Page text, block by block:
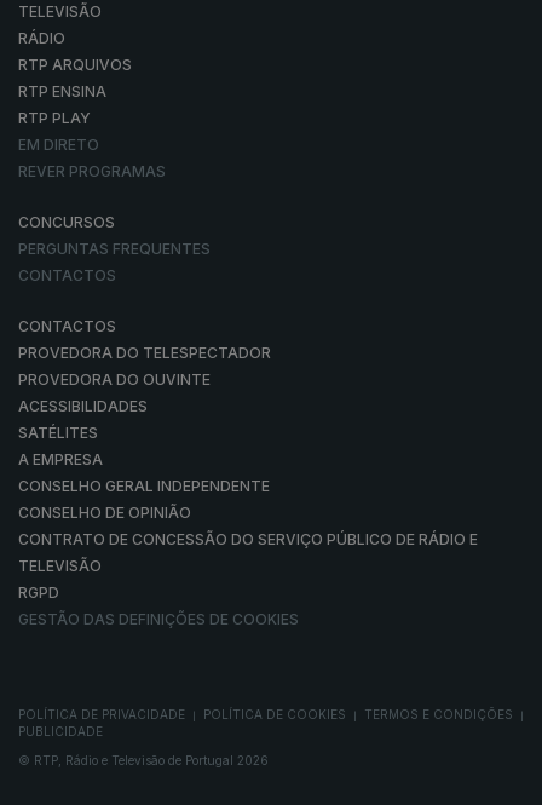
TELEVISÃO
RÁDIO
RTP ARQUIVOS
RTP ENSINA
RTP PLAY
EM DIRETO
REVER PROGRAMAS
CONCURSOS
PERGUNTAS FREQUENTES
CONTACTOS
CONTACTOS
PROVEDORA DO TELESPECTADOR
PROVEDORA DO OUVINTE
ACESSIBILIDADES
SATÉLITES
A EMPRESA
CONSELHO GERAL INDEPENDENTE
CONSELHO DE OPINIÃO
CONTRATO DE CONCESSÃO DO SERVIÇO PÚBLICO DE RÁDIO E
TELEVISÃO
RGPD
GESTÃO DAS DEFINIÇÕES DE COOKIES
POLÍTICA DE PRIVACIDADE POLÍTICA DE COOKIES TERMOS E CONDIÇÕES
PUBLICIDADE
© RTP, Rádio e Televisão de Portugal 2026